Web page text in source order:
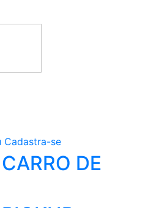
Cadastra-se
DE